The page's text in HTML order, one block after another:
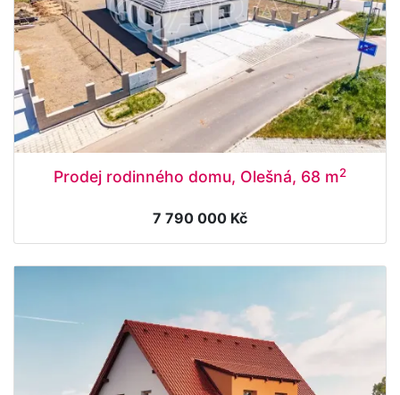
Prodej rodinného domu, Olešná, 68 m2
7 790 000 Kč